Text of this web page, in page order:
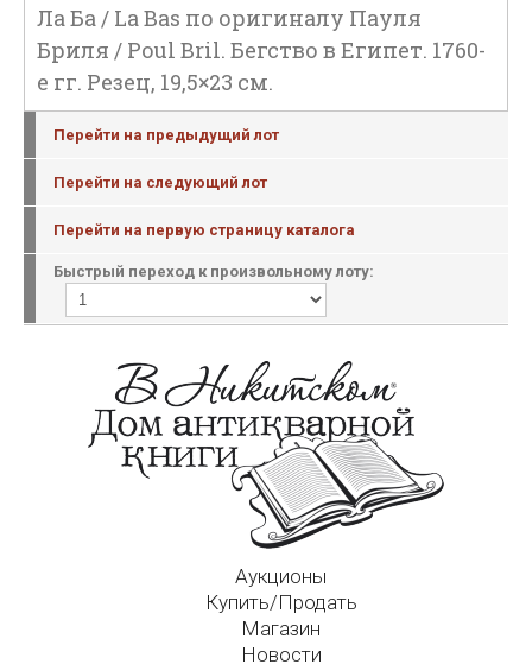
Ла Ба / La Bas по оригиналу Пауля
Бриля / Poul Bril. Бегство в Египет. 1760-
е гг. Резец, 19,5×23 см.
Перейти на предыдущий лот
Перейти на следующий лот
Перейти на первую страницу каталога
Быстрый переход к произвольному лоту:
Аукционы
Купить/Продать
Магазин
Новости